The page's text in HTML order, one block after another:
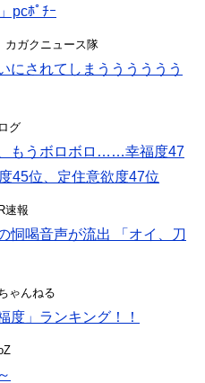
pcﾎﾟﾁｰ
カガクニュース隊
にされてしまうううううう
グ
もうボロボロ……幸福度47
45位、定住意欲度47位
速報
恫喝音声が流出 「オイ、刀
ゃんねる
度」ランキング！！